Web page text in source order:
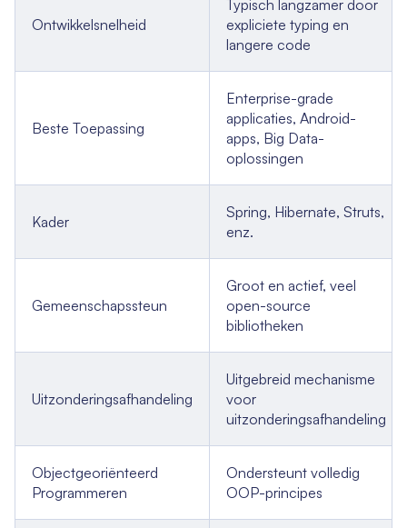
Ontwikkelsnelheid
Typisch langzamer door
expliciete typing en
langere code
Beste Toepassing
Enterprise-grade
applicaties, Android-
apps, Big Data-
oplossingen
Kader
Spring, Hibernate, Struts,
enz.
Gemeenschapssteun
Groot en actief, veel
open-source
bibliotheken
Uitzonderingsafhandeling
Uitgebreid mechanisme
voor
uitzonderingsafhandeling
Objectgeoriënteerd
Programmeren
Ondersteunt volledig
OOP-principes